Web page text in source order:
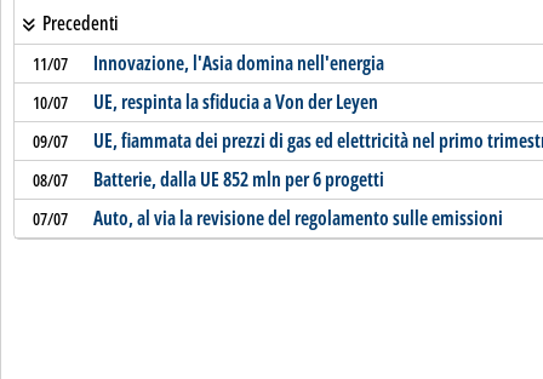
Precedenti
11/07 Innovazione, l'Asia domina nell'energia
10/07 UE, respinta la sfiducia a Von der Leyen
09/07 UE, fiammata dei prezzi di gas ed elettricità nel primo
08/07 Batterie, dalla UE 852 mln per 6 progetti
07/07 Auto, al via la revisione del regolamento sulle emissioni